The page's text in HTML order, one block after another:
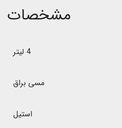
مشخصات
4 لیتر
مسی براق
استیل